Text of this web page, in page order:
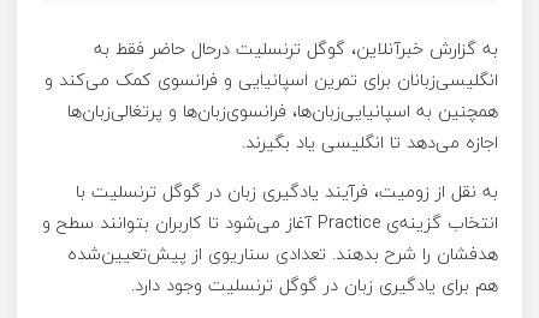
به گزارش خبرآنلاین، گوگل ترنسلیت درحال حاضر فقط به
انگلیسی‌زبانان برای تمرین اسپانیایی و فرانسوی کمک می‌کند و
همچنین به اسپانیایی‌زبان‌ها، فرانسوی‌زبان‌ها و پرتغالی‌زبان‌ها
اجازه می‌دهد تا انگلیسی یاد بگیرند.
به نقل از زومیت، فرآیند یادگیری زبان در گوگل ترنسلیت با
انتخاب گزینه‌ی Practice آغاز می‌شود تا کاربران بتوانند سطح و
هدفشان را شرح بدهند. تعدادی سناریوی از پیش‌تعیین‌شده
هم برای یادگیری زبان در گوگل ترنسلیت وجود دارد.